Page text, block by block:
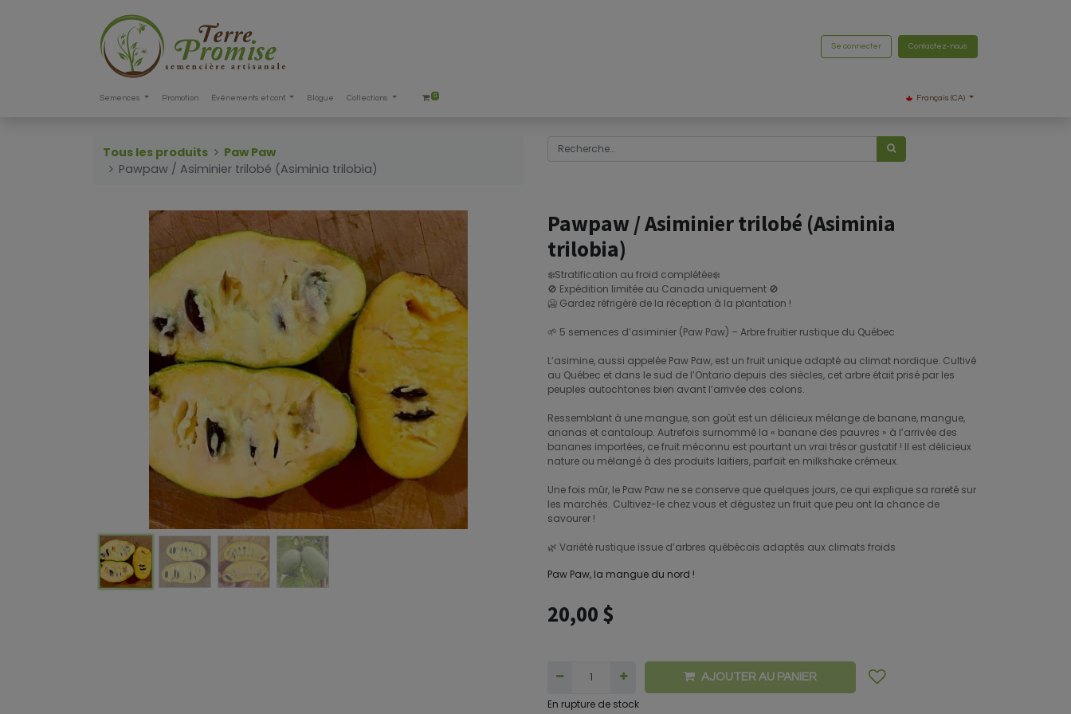
Se connecter Contactez-nous
Semences Promotion Événements et conf. Blogue Collections 0 Français (CA)
Tous les produits
Paw Paw
Pawpaw / Asiminier trilobé (Asiminia trilobia)
Pawpaw / Asiminier trilobé (Asiminia
trilobia)
❄️Stratification au froid complétée❄️
🚫 Expédition limitée au Canada uniquement 🚫
🥶 Gardez réfrigéré de la réception à la plantation !
🌱 5 semences d’asiminier (Paw Paw) – Arbre fruitier rustique du Québec
L’asimine, aussi appelée Paw Paw, est un fruit unique adapté au climat nordique. Cultivé
au Québec et dans le sud de l’Ontario depuis des siècles, cet arbre était prisé par les
peuples autochtones bien avant l’arrivée des colons.
Ressemblant à une mangue, son goût est un délicieux mélange de banane, mangue,
ananas et cantaloup. Autrefois surnommé la « banane des pauvres » à l’arrivée des
bananes importées, ce fruit méconnu est pourtant un vrai trésor gustatif ! Il est délicieux
nature ou mélangé à des produits laitiers, parfait en milkshake crémeux.
Une fois mûr, le Paw Paw ne se conserve que quelques jours, ce qui explique sa rareté sur
les marchés. Cultivez-le chez vous et dégustez un fruit que peu ont la chance de
savourer !
🌿 Variété rustique issue d’arbres québécois adaptés aux climats froids
Paw Paw, la mangue du nord !
20,00 $
AJOUTER AU PANIER
En rupture de stock